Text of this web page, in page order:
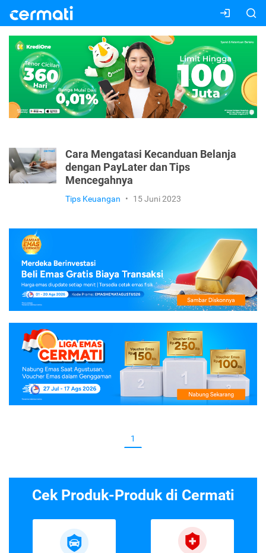
Cara Mengatasi Kecanduan Belanja
dengan PayLater dan Tips
Mencegahnya
Tips Keuangan • 15 Juni 2023
1
Cek Produk-Produk di Cermati